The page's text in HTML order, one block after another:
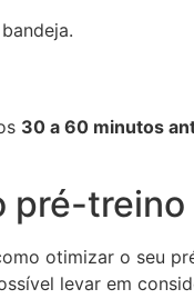
30 a 60 minutos
pré-treino
otimizar o seu
levar em